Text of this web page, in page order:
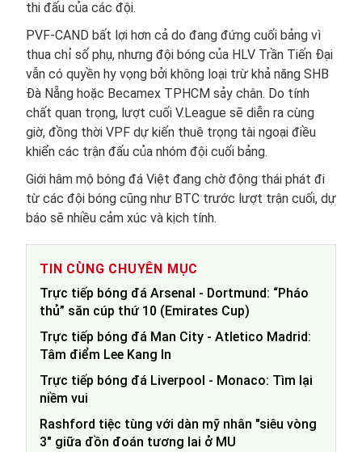
thi đấu của các đội.
PVF-CAND bất lợi hơn cả do đang đứng cuối bảng vì
thua chỉ số phụ, nhưng đội bóng của HLV Trần Tiến Đại
vẫn có quyền hy vọng bởi không loại trừ khả năng SHB
Đà Nẵng hoặc Becamex TPHCM sảy chân. Do tính
chất quan trọng, lượt cuối V.League sẽ diễn ra cùng
giờ, đồng thời VPF dự kiến thuê trọng tài ngoại điều
khiển các trận đấu của nhóm đội cuối bảng.
Giới hâm mộ bóng đá Việt đang chờ động thái phát đi
từ các đội bóng cũng như BTC trước lượt trận cuối, dự
báo sẽ nhiều cảm xúc và kịch tính.
TIN CÙNG CHUYÊN MỤC
Trực tiếp bóng đá Arsenal - Dortmund: “Pháo
thủ” săn cúp thứ 10 (Emirates Cup)
Trực tiếp bóng đá Man City - Atletico Madrid:
Tâm điểm Lee Kang In
Trực tiếp bóng đá Liverpool - Monaco: Tìm lại
niềm vui
Rashford tiệc tùng với dàn mỹ nhân "siêu vòng
3" giữa đồn đoán tương lai ở MU